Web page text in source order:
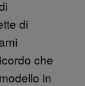
di
che
in